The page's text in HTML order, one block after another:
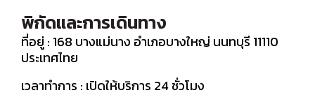
พิกัดและการเดินทาง
ที่อยู่ : 168 บางแม่นาง อำเภอบางใหญ่ นนทบุรี 11110
ประเทศไทย
เวลาทำการ : เปิดให้บริการ 24 ชั่วโมง